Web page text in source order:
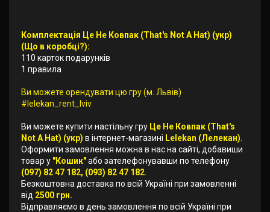
Комплектація Це Не Ковпак (That's Not A Hat) (укр)
(Що в коробці?):
110 карток подарунків
1 правила
Ви можете орендувати цю гру (м. Львів)
#lelekan_rent_lviv
Ви можете купити настільну гру Це Не Ковпак (That's
Not A Hat) (укр) в інтернет-магазині Lelekan (Лелекан)
Оформити замовлення можна в нас на сайті, добавиши
товар у "Кошик"або зателефонувавши по телефону
(097) 82 47 182, (093) 82 47 182
Безкоштовна доставка по всій Україні при замовленні
від 2500 грн.
Відправляємо в день замовлення по всій Україні при